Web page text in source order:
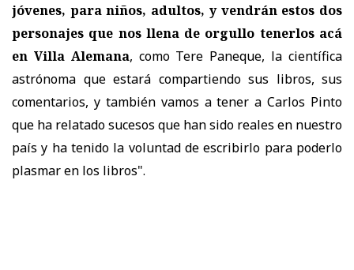
jóvenes, para niños, adultos, y vendrán estos dos
personajes que nos llena de orgullo tenerlos acá
en Villa Alemana, como Tere Paneque, la científica
astrónoma que estará compartiendo sus libros, sus
comentarios, y también vamos a tener a Carlos Pinto
que ha relatado sucesos que han sido reales en nuestro
país y ha tenido la voluntad de escribirlo para poderlo
plasmar en los libros".